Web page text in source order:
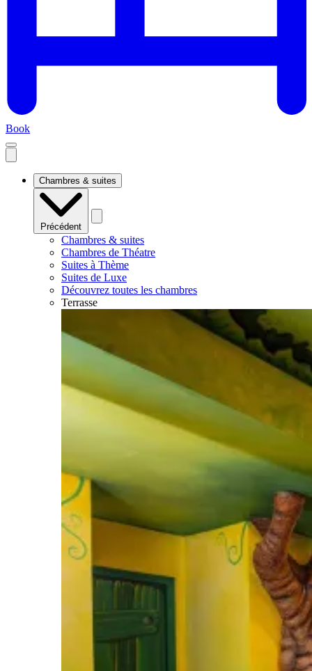
Book
Open
mobile
navigation
Chambres & suites
Précédent
Chambres & suites
Chambres de Théatre
Suites à Thème
Suites de Luxe
Découvrez toutes les chambres
Terrasse